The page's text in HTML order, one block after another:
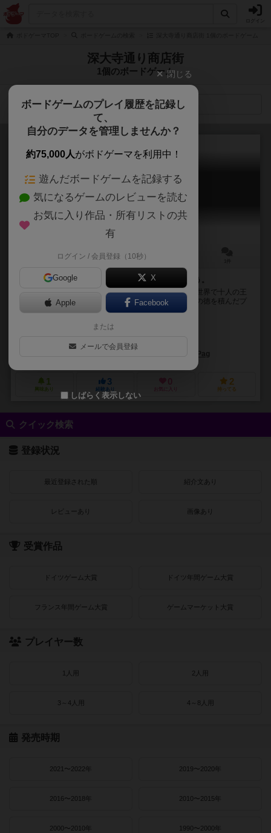
深大寺通り商店街
1個のボードゲーム
検索メニュー
十王坂の審理
Trial of Juozaka
15～30分
「十王」達の「裁き」を突破して地獄行きを回避しよう。
あなたは残念ながら亡くなってしまいました… 死後の世界で十人の王
の審判をクリアして地獄行きを回避しよう！ より多くの徳を積んだプ
レイヤーが勝利となります。 ちょっぴ...
株式会社セイコー社
F-Pag
1
興味あり
3
経験あり お気に入り
2
持ってる
クイック検索
登録状況
最近登録された順 紹介文あり
レビューあり 画像あり
受賞作品
ドイツゲーム大賞 ドイツ年間ゲーム大賞
フランス年間ゲーム大賞 ゲームマーケット大賞
プレイヤー数
1人用 2人用
3～4人用 4～8人用
発売時期
2021〜2022年 2019〜2020年
2016〜2018年 2010〜2015年
2000〜2010年 1990〜2000年
閉じる
ボードゲームのプレイ履歴を記録し
て、
自分のデータを管理しませんか？
約75,000人がボドゲーマを利用中！
遊んだボードゲームを記録する
気になるゲームのレビューを読む
お気に入り作品・所有リストの共
有
ログイン / 会員登録（10秒）
Google X
Apple Facebook
または
メールで会員登録
しばらく表示しない